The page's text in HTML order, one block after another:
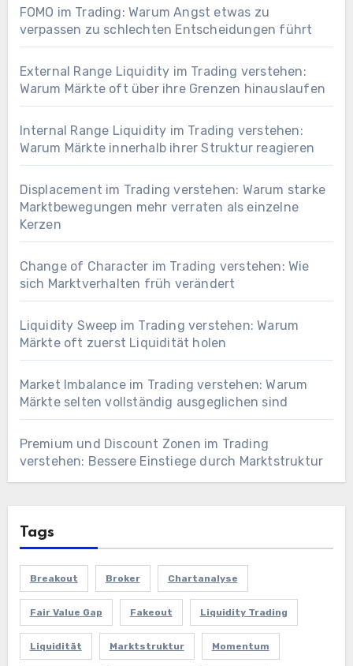
FOMO im Trading: Warum Angst etwas zu
verpassen zu schlechten Entscheidungen führt
External Range Liquidity im Trading verstehen:
Warum Märkte oft über ihre Grenzen hinauslaufen
Internal Range Liquidity im Trading verstehen:
Warum Märkte innerhalb ihrer Struktur reagieren
Displacement im Trading verstehen: Warum starke
Marktbewegungen mehr verraten als einzelne
Kerzen
Change of Character im Trading verstehen: Wie
sich Marktverhalten früh verändert
Liquidity Sweep im Trading verstehen: Warum
Märkte oft zuerst Liquidität holen
Market Imbalance im Trading verstehen: Warum
Märkte selten vollständig ausgeglichen sind
Premium und Discount Zonen im Trading
verstehen: Bessere Einstiege durch Marktstruktur
Tags
Breakout Broker Chartanalyse
Fair Value Gap Fakeout Liquidity Trading
Liquidität Marktstruktur Momentum